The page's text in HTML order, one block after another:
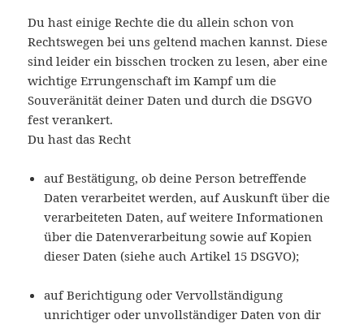
Du hast einige Rechte die du allein schon von
Rechtswegen bei uns geltend machen kannst. Diese
sind leider ein bisschen trocken zu lesen, aber eine
wichtige Errungenschaft im Kampf um die
Souveränität deiner Daten und durch die DSGVO
fest verankert.
Du hast das Recht
auf Bestätigung, ob deine Person betreffende
Daten verarbeitet werden, auf Auskunft über die
verarbeiteten Daten, auf weitere Informationen
über die Datenverarbeitung sowie auf Kopien
dieser Daten (siehe auch Artikel 15 DSGVO);
auf Berichtigung oder Vervollständigung
unrichtiger oder unvollständiger Daten von dir